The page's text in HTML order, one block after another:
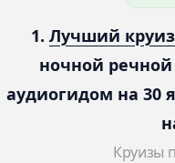
1. Лучший
ночной
аудиогидом на 30
Круизы